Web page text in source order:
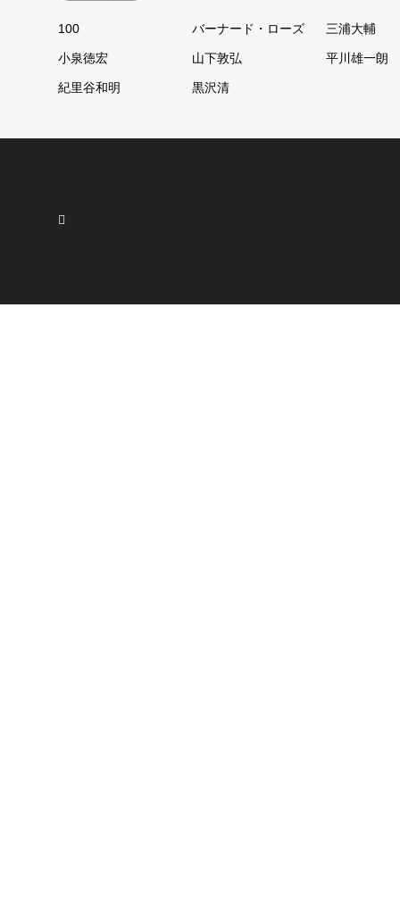
100 バーナード・ローズ 三浦大輔
小泉徳宏 山下敦弘 平川雄一朗
紀里谷和明 黒沢清